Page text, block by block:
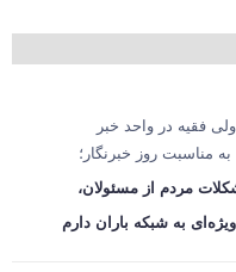
فقیه در واحد خبر
مناسبت روز خبرنگار؛
مردم از مسئولان،
ویژه‌ای به شبکه باران دارم